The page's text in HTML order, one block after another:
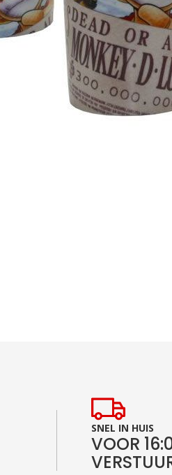
SNEL IN HUIS
VOOR